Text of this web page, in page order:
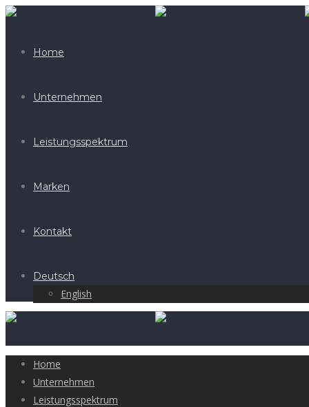
Home
Unternehmen
Leistungsspektrum
Marken
Kontakt
Deutsch
English
Home
Unternehmen
Leistungsspektrum